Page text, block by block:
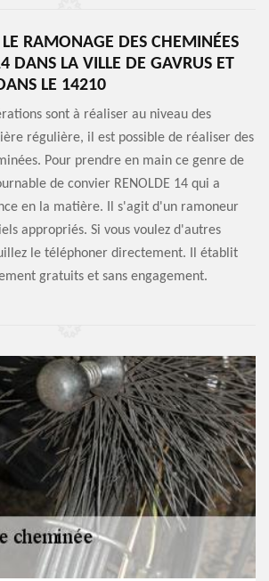
RAMONAGE DES CHEMINÉES
DANS LA VILLE DE GAVRUS ET
LE 14210
sont à réaliser au niveau des
régulière, il est possible de réaliser des
Pour prendre en main ce genre de
de convier RENOLDE 14 qui a
en la matière. Il s'agit d'un ramoneur
appropriés. Si vous voulez d'autres
le téléphoner directement. Il établit
gratuits et sans engagement.